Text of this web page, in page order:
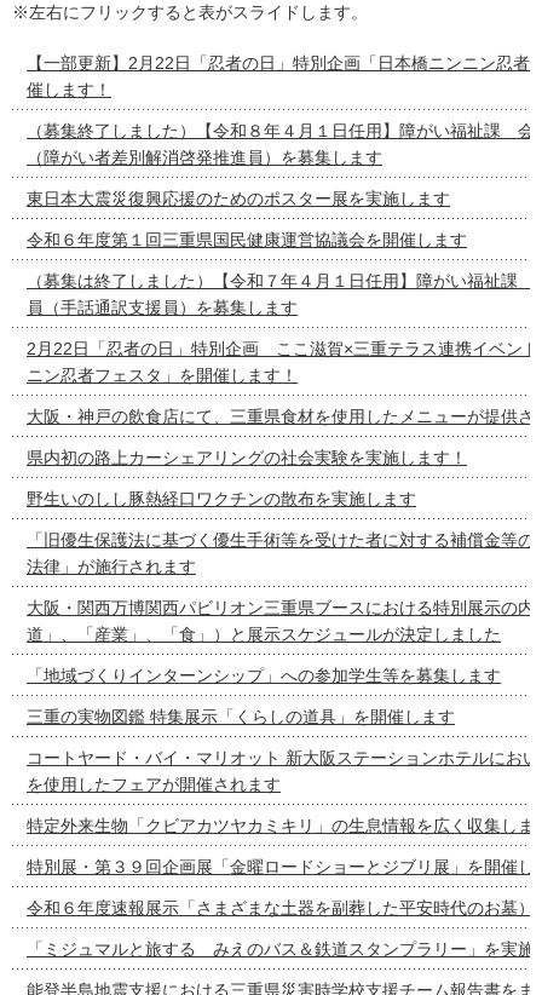
※左右にフリックすると表がスライドします。
【一部更新】2月22日「忍者の日」特別企画「日本橋ニンニン忍者
催します！
（募集終了しました）【令和８年４月１日任用】障がい福祉課 会
（障がい者差別解消啓発推進員）を募集します
東日本大震災復興応援のためのポスター展を実施します
令和６年度第１回三重県国民健康運営協議会を開催します
（募集は終了しました）【令和７年４月１日任用】障がい福祉課
員（手話通訳支援員）を募集します
2月22日「忍者の日」特別企画 ここ滋賀×三重テラス連携イベン
ニン忍者フェスタ」を開催します！
大阪・神戸の飲食店にて、三重県食材を使用したメニューが提供さ
県内初の路上カーシェアリングの社会実験を実施します！
野生いのしし豚熱経口ワクチンの散布を実施します
「旧優生保護法に基づく優生手術等を受けた者に対する補償金等
法律」が施行されます
大阪・関西万博関西パビリオン三重県ブースにおける特別展示の内
道」、「産業」、「食」）と展示スケジュールが決定しました
「地域づくりインターンシップ」への参加学生等を募集します
三重の実物図鑑 特集展示「くらしの道具」を開催します
コートヤード・バイ・マリオット 新大阪ステーションホテルにお
を使用したフェアが開催されます
特定外来生物「クビアカツヤカミキリ」の生息情報を広く収集しま
特別展・第３９回企画展「金曜ロードショーとジブリ展」を開催し
令和６年度速報展示「さまざまな土器を副葬した平安時代のお墓）
「ミジュマルと旅する みえのバス＆鉄道スタンプラリー」を実施
能登半島地震支援における三重県災害時学校支援チーム報告書をま